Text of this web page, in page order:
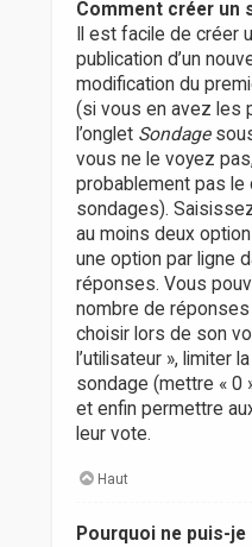
Comment créer un
Il est facile de créer
publication d’un
modification du
(si vous en avez les
l’onglet Sondage
vous ne le voyez
probablement pas
sondages).
au moins deux
une option par ligne
réponses. Vous
nombre de réponses
choisir lors de son
l’utilisateur », limiter
sondage (mettre « 0
et enfin permettre
leur vote.
Haut
Pourquoi ne puis-